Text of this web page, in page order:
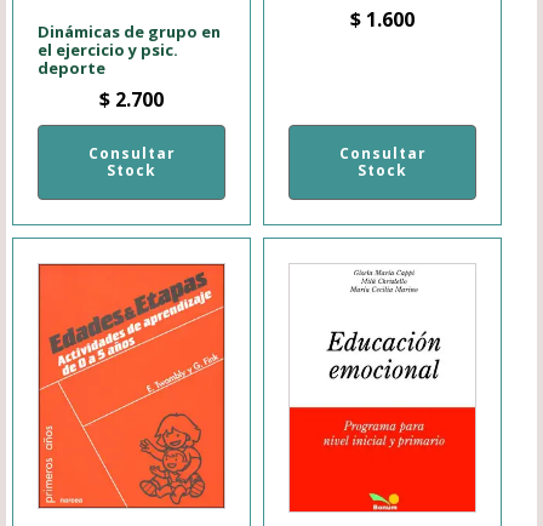
Dinámicas de grupo en
el ejercicio y psic.
deporte
$ 2.700
Consultar
Stock
$ 1.600
Consultar
Stock